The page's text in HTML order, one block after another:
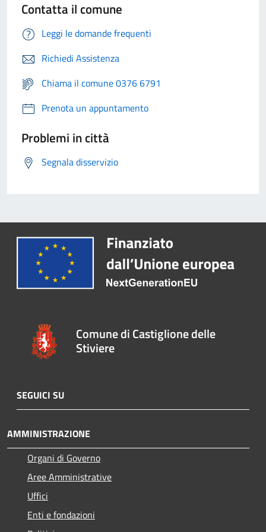
Contatta il comune
Leggi le domande frequenti
Richiedi Assistenza
Chiama il comune 0376 6791
Prenota un appuntamento
Problemi in città
Segnala disservizio
Comune di Castiglione delle
Stiviere
SEGUICI SU
AMMINISTRAZIONE
Organi di Governo
Aree Amministrative
Uffici
Enti e fondazioni